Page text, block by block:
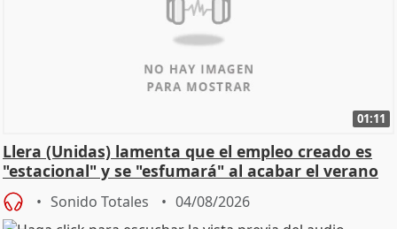
01:11
Llera (Unidas) lamenta que el empleo creado es
"estacional" y se "esfumará" al acabar el verano
Sonido Totales 04/08/2026